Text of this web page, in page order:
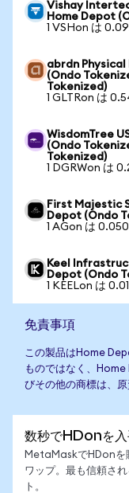
Vishay
Home Depot
1 VSHon は
abrdn Physical
(Ondo
Tokenized)
1 GLTRon は
WisdomTree
(Ondo
Tokenized)
1 DGRWon は
First Majestic
Depot (Ondo
1 AGon は
Keel
Depot (Ondo
1 KEELon は
免責事項
この製品はHome
ものではなく、
びその他の商標は、
数秒でHDonを
MetaMaskでHDonを
ワップ。最も信頼さ
ト。